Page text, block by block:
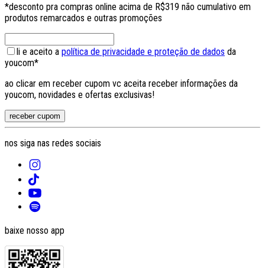
*desconto pra compras online acima de R$319 não cumulativo em
produtos remarcados e outras promoções
li e aceito a política de privacidade e proteção de dados da
youcom*
ao clicar em receber cupom vc aceita receber informações da
youcom, novidades e ofertas exclusivas!
receber cupom
nos siga nas redes sociais
baixe nosso app